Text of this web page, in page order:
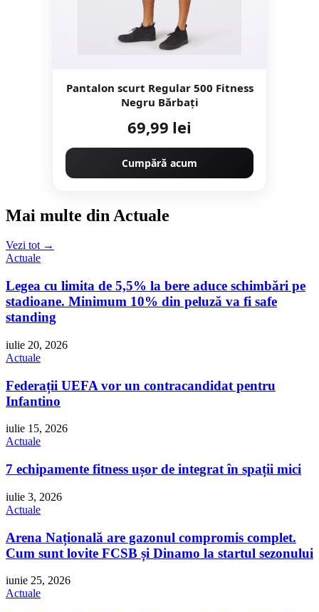
Pantalon scurt Regular 500 Fitness
Negru Bărbaţi
69,99 lei
Cumpără acum
Mai multe din Actuale
Vezi tot →
Actuale
Legea cu limita de 5,5% la bere aduce schimbări pe
stadioane. Minimum 10% din peluză va fi safe
standing
iulie 20, 2026
Actuale
Federații UEFA vor un contracandidat pentru
Infantino
iulie 15, 2026
Actuale
7 echipamente fitness ușor de integrat în spații mici
iulie 3, 2026
Actuale
Arena Națională are gazonul compromis complet.
Cum sunt lovite FCSB și Dinamo la startul sezonului
iunie 25, 2026
Actuale